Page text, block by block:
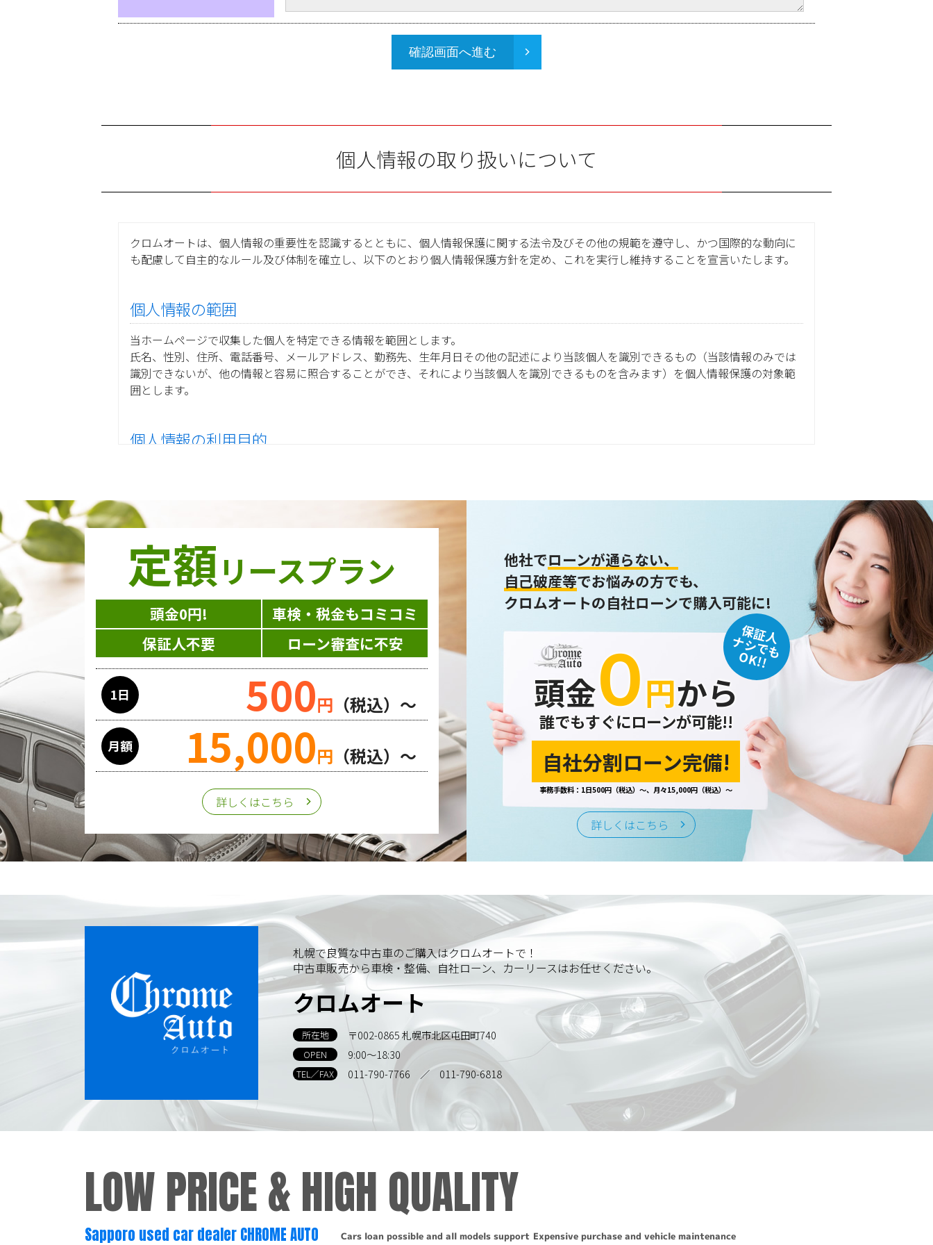
確認画面へ進む
個人情報の取り扱いについて
クロムオートは、個人情報の重要性を認識するとともに、個人情報保護に関する法令及びその他の規範を遵守し、かつ国際的な動向に
も配慮して自主的なルール及び体制を確立し、以下のとおり個人情報保護方針を定め、これを実行し維持することを宣言いたします。
個人情報の範囲
当ホームページで収集した個人を特定できる情報を範囲とします。
氏名、性別、住所、電話番号、メールアドレス、勤務先、生年月日その他の記述により当該個人を識別できるもの（当該情報のみでは
識別できないが、他の情報と容易に照合することができ、それにより当該個人を識別できるものを含みます）を個人情報保護の対象範
囲とします。
個人情報の利用目的
お取引先様から委託されたシステム開発の動作検証や調査
当グループの業務に従事する協力会社様担当者の識別
ダイレクトメール等を利用したアンケート・キャンペーンなどの意見・情報の調査
個人情報の収集手段
当ホームページはサービスに関するお問い合わせやご質問、資料のご請求や各サービス等のお申し込みなど、当ホームページのサービ
ス提供過程で、氏名、連絡先、勤務先等の個人情報を書面、電子媒体、ウェブ等を介して収集致します。
委託先の管理･監督
利用目的の遂行のために業務を委託する場合、個人情報の取り扱いに関する委託先の適正な管理・監督をおこないます。
個人情報は、ご本人の同意を得た場合または法令の定めがある場合を除き、第三者に提供することはいたしません。
個人情報の管理
収集させて頂いた個人情報については、不正アクセスや紛失、破壊、改ざん及び漏えいなどに対する予防ならびに是正に努め、合理的
な安全対策を講じます。
また、個人情報保護に関する法令およびその他の規範を遵守するとともに、この方針に基づく個人情報保護規程や体制を定め、その内
容を継続的に見直し、改善に努めます。
個人情報の訂正･削除・開示
ご本人から、登録されている個人情報について訂正・削除・開示の請求があった場合は、迅速に対応いたします。
当ホームページが保有する個人情報の取り扱い、および訂正・削除・開示等に関するお問い合わせ先は、以下の通りです。
当社の「個人情報の取扱い」に関するお問い合わせは、下記窓口までお願いいたします。
〒002-0865 札幌市北区屯田町740
TEL／011-790-7766FAX／011-790-6818
E-mail：info@chromeauto.co.jp
定額リースプラン
頭金0円!
車検・税金もコミコミ
保証人不要
ローン審査に不安
1日 500円 （税込）～
月額 15,000円 （税込）～
詳しくはこちら
他社でローンが通らない、
自己破産等でお悩みの方でも、
クロムオートの自社ローンで購入可能に!
保証人
ナシでも
OK!!
頭金０円から
誰でもすぐにローンが可能!!
自社分割ローン完備!
事務手数料：1日500円（税込）～、月々15,000円（税込）～
詳しくはこちら
札幌で良質な中古車のご購入はクロムオートで！
中古車販売から車検・整備、自社ローン、カーリースはお任せください。
クロムオート
所在地 〒002-0865 札幌市北区屯田町740
OPEN 9:00～18:30
TEL／FAX 011-790-7766 ／ 011-790-6818
LOW PRICE &HIGH QUALITY
Sapporo used car dealer CHROME AUTO Cars loan possible and all models support Expensive purchase and vehicle maintenance